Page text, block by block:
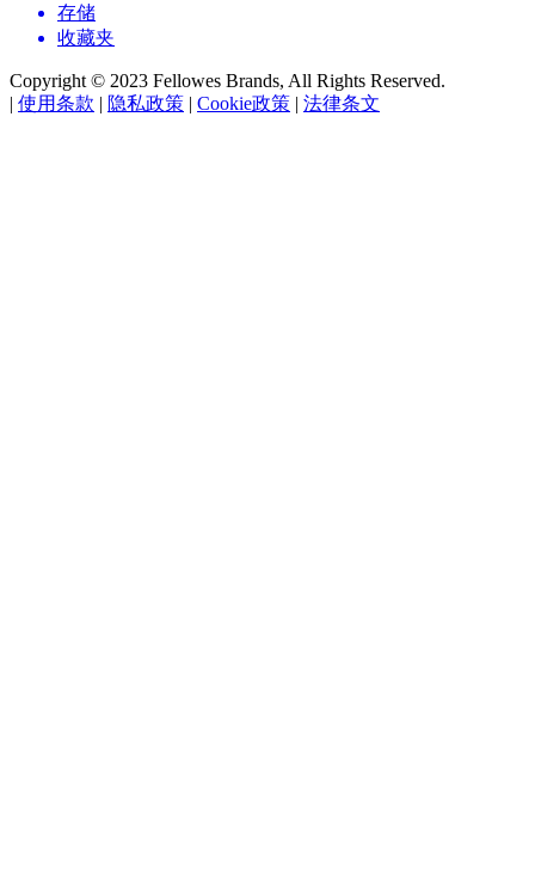
存储
收藏夹
Copyright © 2023 Fellowes Brands, All Rights Reserved.
| 使用条款 | 隐私政策 | Cookie政策 | 法律条文